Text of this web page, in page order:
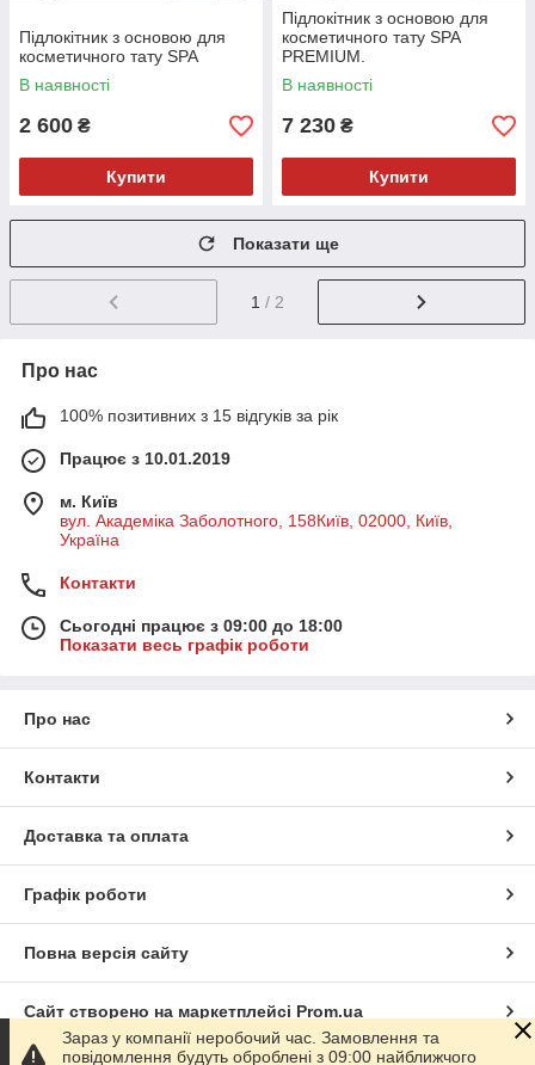
Підлокітник з основою для
косметичного тату SPA
В наявності
2 600 ₴
Купити
Підлокітник з основою для
косметичного тату SPA
PREMIUM.
В наявності
7 230 ₴
Купити
Показати ще
1 / 2
Про нас
100% позитивних з 15 відгуків за рік
Працює з 10.01.2019
м. Київ
вул. Академіка Заболотного, 158Київ, 02000, Київ,
Україна
Контакти
Сьогодні працює з 09:00 до 18:00
Показати весь графік роботи
Про нас
Контакти
Доставка та оплата
Графік роботи
Повна версія сайту
Сайт створено на маркетплейсі Prom.ua
Зараз у компанії неробочий час. Замовлення та
повідомлення будуть оброблені з 09:00 найближчого